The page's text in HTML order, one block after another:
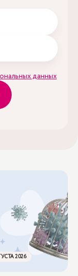
данных
2026